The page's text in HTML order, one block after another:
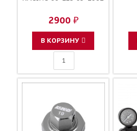
2900 ₽
В КОРЗИНУ